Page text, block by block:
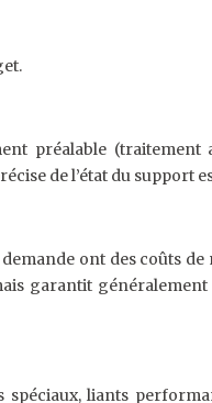
préalable
de l’état du support
ont des coûts de
garantit
spéciaux, liants